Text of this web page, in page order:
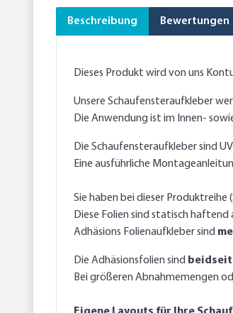
Beschreibung Bewertungen
Dieses Produkt wird von uns
Unsere Schaufensteraufkleber
Die Anwendung ist im Innen-
Die Schaufensteraufkleber sind
Eine ausführliche
Sie haben bei dieser
Diese Folien sind statisch
Adhäsions Folienaufkleber sind
Die Adhäsionsfolien sind
Bei größeren Abnahmemengen